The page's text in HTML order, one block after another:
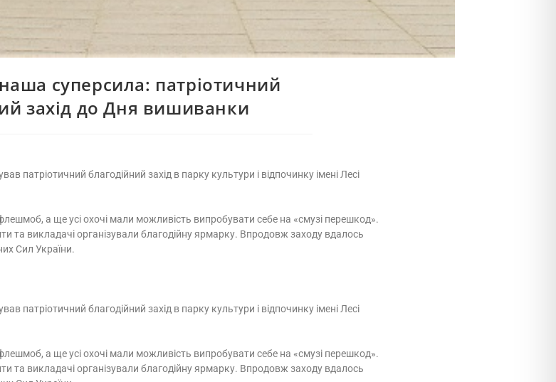
суперсила: патріотичний
захід до Дня вишиванки
благодійний захід в парку культури і відпочинку імені Лесі
а ще усі охочі мали можливість випробувати себе на «смузі перешкод».
та викладачі організували благодійну ярмарку. Впродовж заходу вдалось
Сил України.
благодійний захід в парку культури і відпочинку імені Лесі
а ще усі охочі мали можливість випробувати себе на «смузі перешкод».
та викладачі організували благодійну ярмарку. Впродовж заходу вдалось